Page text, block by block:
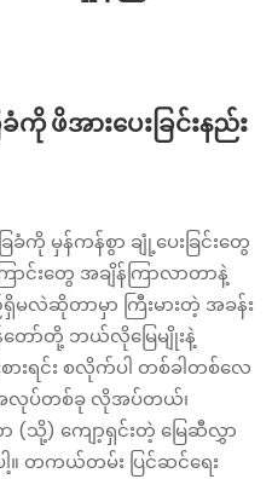
ကို ဖိအားပေးခြင်းနည်း
ေခံကို မှန်ကန်စွာ ချုံ့ပေးခြင်းတွေ
င်းတွေ အချိန်ကြာလာတာနဲ့
လဲဆိုတာမှာ ကြီးမားတဲ့ အခန်း
တော်တို့ ဘယ်လိုမြေမျိုးနဲ့
းရင်း စလိုက်ပါ တစ်ခါတစ်လေ
အလုပ်တစ်ခု လိုအပ်တယ်၊
ာ (သို့) ကျော့ရှင်းတဲ့ မြေဆီလွှာ
။ တကယ်တမ်း ပြင်ဆင်ရေး